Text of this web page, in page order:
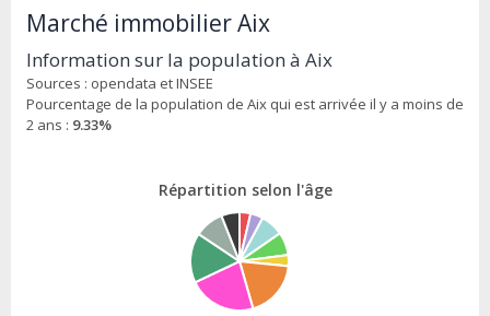
Marché immobilier Aix
Information sur la population à Aix
Sources : opendata et INSEE
Pourcentage de la population de Aix qui est arrivée il y a moins de
2 ans : 9.33%
Répartition selon l'âge